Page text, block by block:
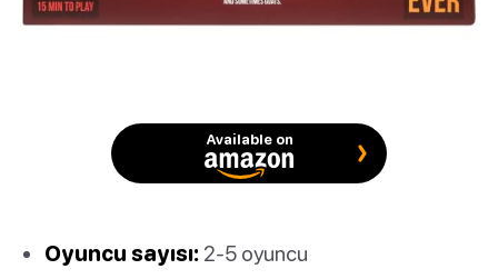
Available on
Oyuncu sayısı: 2-5 oyuncu